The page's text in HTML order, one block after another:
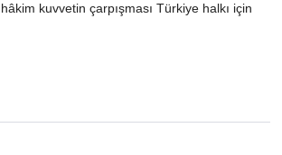
kuvvetin çarpışması Türkiye halkı için